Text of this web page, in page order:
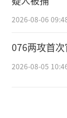
2026-08-06
076两攻首次
2026-08-05